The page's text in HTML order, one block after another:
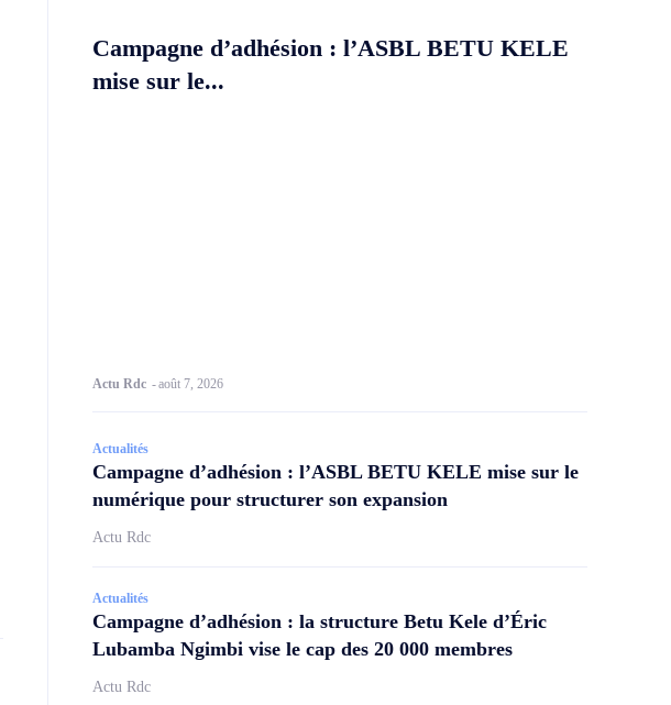
Campagne d’adhésion : l’ASBL BETU KELE
mise sur le...
Actu Rdc -août 7, 2026
Actualités
Campagne d’adhésion : l’ASBL BETU KELE mise sur le
numérique pour structurer son expansion
Actu Rdc
Actualités
Campagne d’adhésion : la structure Betu Kele d’Éric
Lubamba Ngimbi vise le cap des 20 000 membres
Actu Rdc